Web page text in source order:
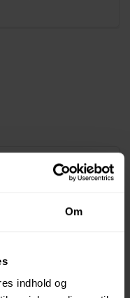
Om
indhold og
Dokumenter
TR